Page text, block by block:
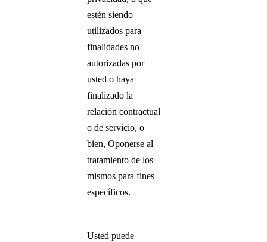
estén siendo
utilizados para
finalidades no
autorizadas por
usted o haya
finalizado la
relación contractual
o de servicio, o
bien, Oponerse al
tratamiento de los
mismos para fines
específicos.
Usted puede